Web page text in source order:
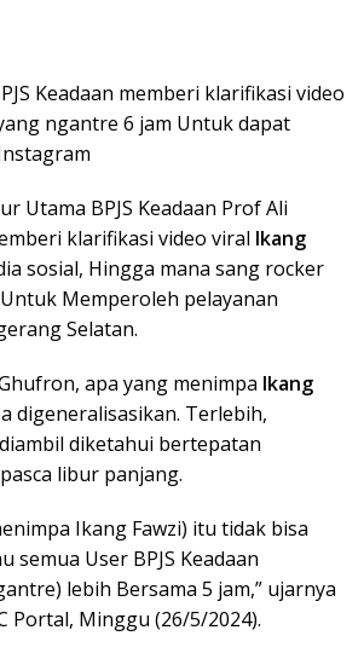
Keadaan memberi klarifikasi video
ngantre 6 jam Untuk dapat
Utama BPJS Keadaan Prof Ali
klarifikasi video viral Ikang
sosial, Hingga mana sang rocker
Memperoleh pelayanan
Selatan.
apa yang menimpa Ikang
digeneralisasikan. Terlebih,
diketahui bertepatan
libur panjang.
Ikang Fawzi) itu tidak bisa
semua User BPJS Keadaan
lebih Bersama 5 jam,” ujarnya
Portal, Minggu (26/5/2024).